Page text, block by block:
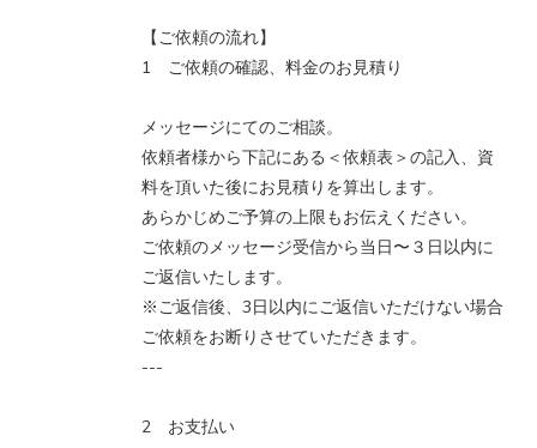
【ご依頼の流れ】
1 ご依頼の確認、料金のお見積り
メッセージにてのご相談。
依頼者様から下記にある＜依頼表＞の記入、資
料を頂いた後にお見積りを算出します。
あらかじめご予算の上限もお伝えください。
ご依頼のメッセージ受信から当日〜３日以内に
ご返信いたします。
※ご返信後、3日以内にご返信いただけない場合
ご依頼をお断りさせていただきます。
---
2 お支払い